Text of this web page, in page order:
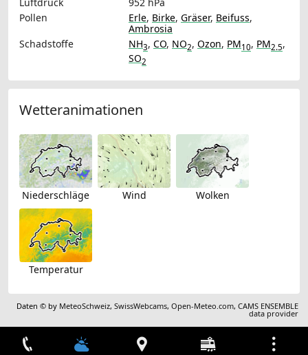
Luftdruck
952 hPa
Pollen
Erle, Birke, Gräser, Beifuss,
Ambrosia
Schadstoffe
NH3, CO, NO2, Ozon, PM10, PM2.5,
SO2
Wetteranimationen
Niederschläge Wind Wolken
Temperatur
Daten © by MeteoSchweiz,SwissWebcams,Open-Meteo.com,CAMS ENSEMBLE
data provider